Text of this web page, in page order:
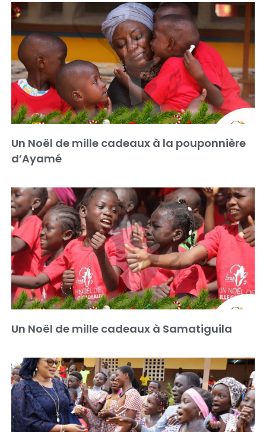
Un Noël de mille cadeaux à la pouponnière
d’Ayamé
Un Noël de mille cadeaux à Samatiguila